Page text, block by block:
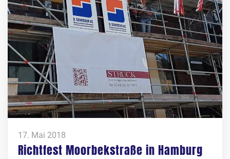
17. Mai 2018
Richtfest Moorbekstraße in Hamburg